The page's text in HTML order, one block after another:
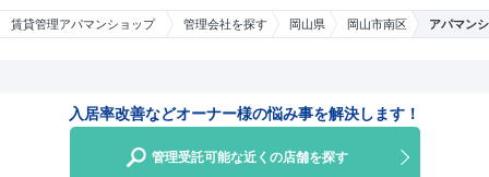
賃貸管理アパマンショップ 管理会社を探す 岡山県 岡山市南区 アパマン
入居率改善などオーナー様の悩み事を解決します！
管理受託可能な近くの店舗を探す